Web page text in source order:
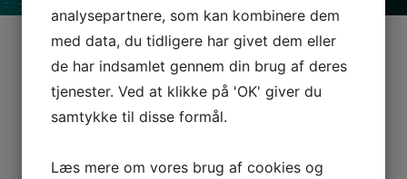
FIRMA EVENT
Oplevelser og nye færdigheder til dine medarbejdere og
undervisning i speedbåd – inkl. Speedbådsbevis til alle.
analysepartnere, som kan kombinere dem
med data, du tidligere har givet dem eller
de har indsamlet gennem din brug af deres
tjenester. Ved at klikke på 'OK' giver du
samtykke til disse formål.
Læs mere om vores brug af cookies og